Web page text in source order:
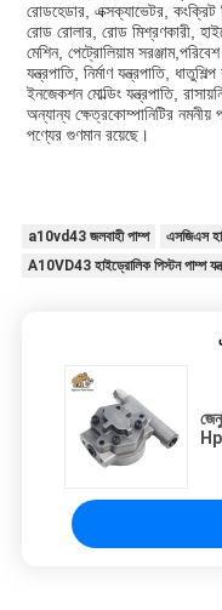
রোডহেডার, এক্সক্যাভেটর, কংক্রিট
রোড রোলার, রোড মিশ্রণকারী,
মেশিন, পেট্রোলিয়াম
যন্ত্রপাতি, নির্মাণ যন্ত্রপাতি,
ইনজেকশন মোল্ডিং যন্ত্রপাতি,
অন্যান্য ক্ষেত্রকোম্পানিটির নমনীয়
পণ্যের গুণমান রয়েছে।
a10vd43 জলবাহী পাম্প
এসজিএস
A10VD43 হাইড্রোলিক পিস্টন পাম্প